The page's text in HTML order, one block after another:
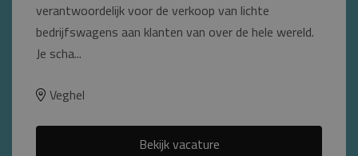
verantwoordelijk voor de verkoop van lichte
bedrijfswagens aan klanten van over de hele wereld.
Je scha...
Veghel
Bekijk vacature